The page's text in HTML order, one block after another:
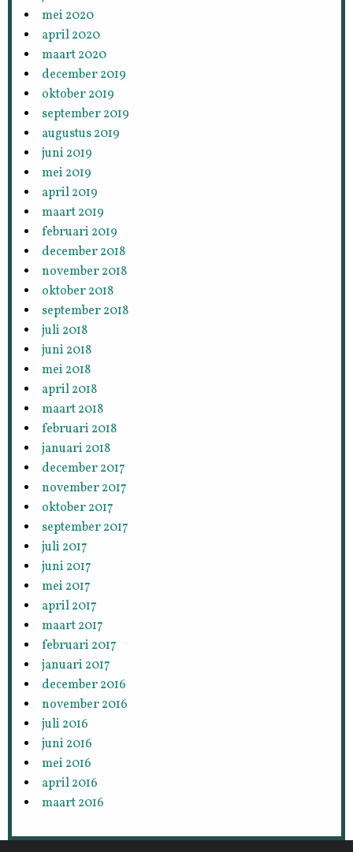
mei 2020
april 2020
maart 2020
december 2019
oktober 2019
september 2019
augustus 2019
juni 2019
mei 2019
april 2019
maart 2019
februari 2019
december 2018
november 2018
oktober 2018
september 2018
juli 2018
juni 2018
mei 2018
april 2018
maart 2018
februari 2018
januari 2018
december 2017
november 2017
oktober 2017
september 2017
juli 2017
juni 2017
mei 2017
april 2017
maart 2017
februari 2017
januari 2017
december 2016
november 2016
juli 2016
juni 2016
mei 2016
april 2016
maart 2016